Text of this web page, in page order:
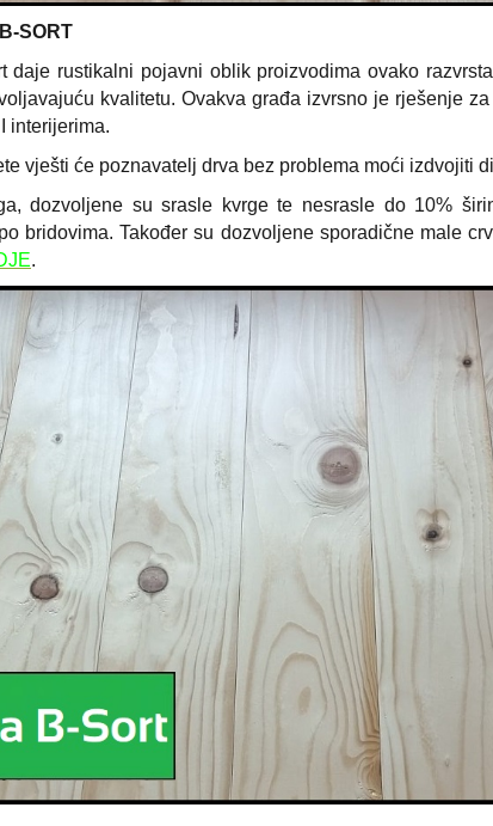
SORT
daje rustikalni pojavni oblik proizvodima ovako
kvalitetu. Ovakva građa izvrsno je rješenje
interijerima.
vješti će poznavatelj drva bez problema moći izdvojiti
dozvoljene su srasle kvrge te nesrasle do 10%
bridovima. Također su dozvoljene sporadične male
.